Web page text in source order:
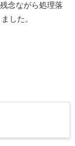
念ながら処理落
した。